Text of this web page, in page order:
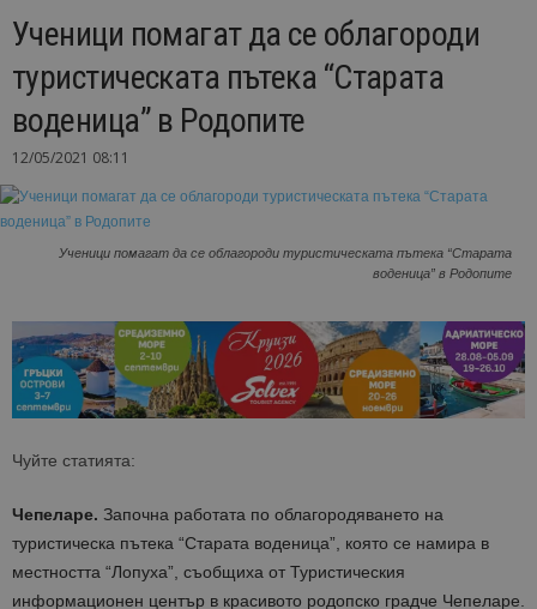
Ученици помагат да се облагороди
туристическата пътека “Старата
воденица” в Родопите
12/05/2021 08:11
Ученици помагат да се облагороди туристическата пътека “Старата
воденица” в Родопите
Чуйте статията:
Чепеларе. Започна работата по облагородяването на
туристическа пътека “Старата воденица”, която се намира в
местността “Лопуха”, съобщиха от Туристическия
информационен център в красивото родопско градче Чепеларе.